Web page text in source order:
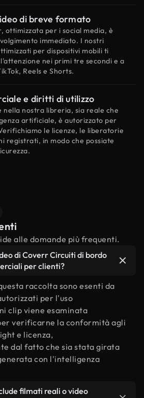
di breve formato
ottimizzata per i social media, è
immediato. I nostri
per dispositivi mobili ti
nei primi tre secondi e a
Reels e Shorts.
e diritti di utilizzo
nella nostra libreria, sia reale che
artificiale, è autorizzato per
le licenze, le liberatorie
registrati, in modo che possiate
alle domande più frequenti.
di Coverr Circuiti di bordo
per clienti?
raccolta sono esenti da
per l'uso
clip viene esaminata
verificarne la conformità agli
e licenza,
dal fatto che sia stata girata
con l'intelligenza
filmati reali o video